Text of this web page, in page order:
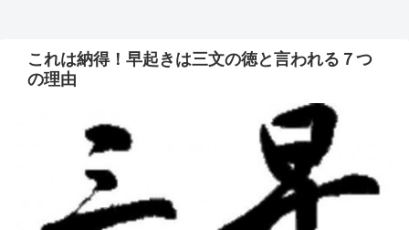
これは納得！早起きは三文の徳と言われる７つ
の理由